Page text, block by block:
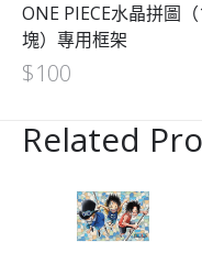
ONE PIECE水晶拼圖
塊）專用框架
$100
Related